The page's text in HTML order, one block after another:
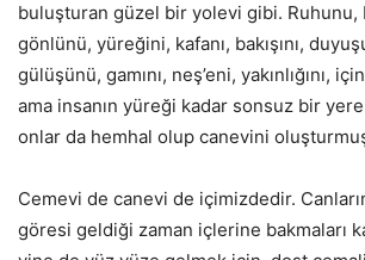
buluşturan güzel bir yolevi gibi. Ruhunu,
gönlünü, yüreğini, kafanı, bakışını,
gülüşünü, gamını, neş’eni, yakınlığını,
ama insanın yüreği kadar sonsuz bir yere
onlar da hemhal olup canevini
Cemevi de canevi de içimizdedir.
göresi geldiği zaman içlerine bakmaları